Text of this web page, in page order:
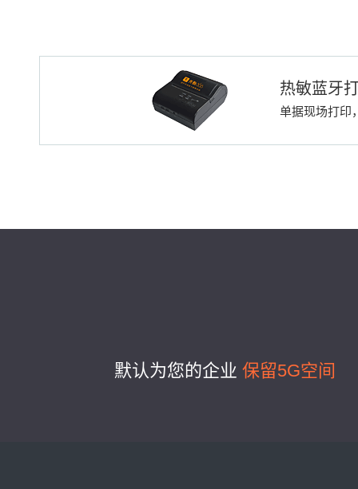
热敏蓝牙
单据现场打印
默认为您的企业 保留5G空间